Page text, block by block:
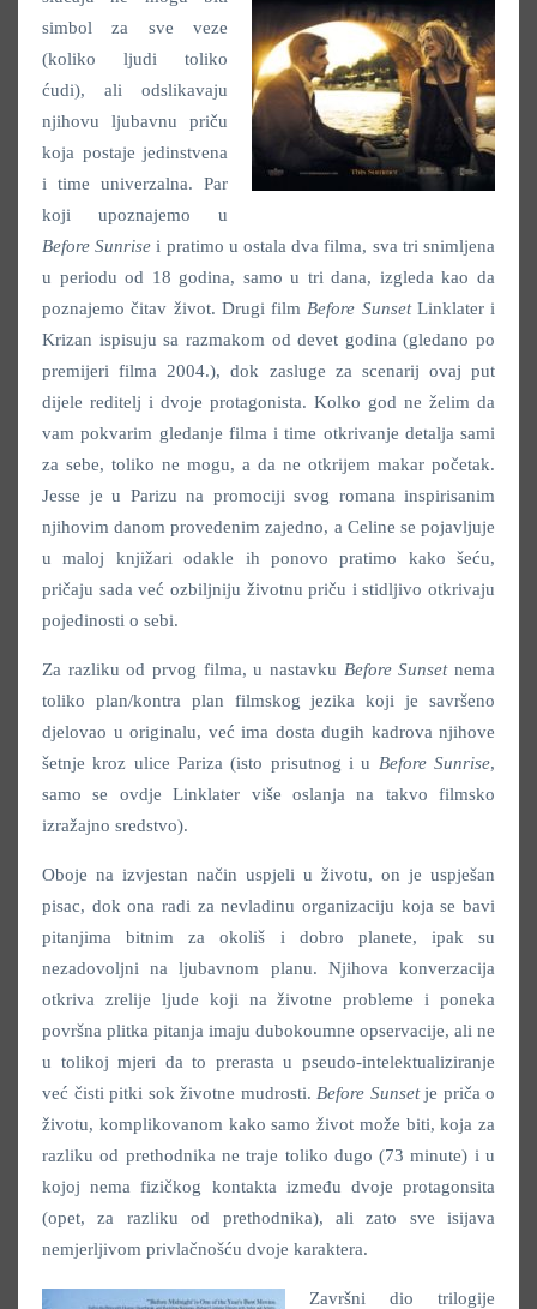
simbol za sve veze
(koliko ljudi toliko
ćudi), ali odslikavaju
njihovu ljubavnu priču
koja postaje jedinstvena
i time univerzalna. Par
koji upoznajemo u
Before Sunrise i pratimo u ostala dva filma, sva tri snimljena
u periodu od 18 godina, samo u tri dana, izgleda kao da
poznajemo čitav život. Drugi film Before SunsetLinklater i
Krizan ispisuju sa razmakom od devet godina (gledano po
premijeri filma 2004.), dok zasluge za scenarij ovaj put
dijele reditelj i dvoje protagonista. Kolko god ne želim da
vam pokvarim gledanje filma i time otkrivanje detalja sami
za sebe, toliko ne mogu, a da ne otkrijem makar početak.
Jesse je u Parizu na promociji svog romana inspirisanim
njihovim danom provedenim zajedno, a Celine se pojavljuje
u maloj knjižari odakle ih ponovo pratimo kako šeću,
pričaju sada već ozbiljniju životnu priču i stidljivo otkrivaju
pojedinosti o sebi.
Za razliku od prvog filma, u nastavku Before Sunsetnema
toliko plan/kontra plan filmskog jezika koji je savršeno
djelovao u originalu, već ima dosta dugih kadrova njihove
šetnje kroz ulice Pariza (isto prisutnog i u Before Sunrise,
samo se ovdje Linklater više oslanja na takvo filmsko
izražajno sredstvo).
Oboje na izvjestan način uspjeli u životu, on je uspješan
pisac, dok ona radi za nevladinu organizaciju koja se bavi
pitanjima bitnim za okoliš i dobro planete, ipak su
nezadovoljni na ljubavnom planu. Njihova konverzacija
otkriva zrelije ljude koji na životne probleme i poneka
površna plitka pitanja imaju dubokoumne opservacije, ali ne
u tolikoj mjeri da to prerasta u pseudo-intelektualiziranje
već čisti pitki sok životne mudrosti. Before Sunsetje priča o
životu, komplikovanom kako samo život može biti, koja za
razliku od prethodnika ne traje toliko dugo (73 minute) i u
kojoj nema fizičkog kontakta između dvoje protagonsita
(opet, za razliku od prethodnika), ali zato sve isijava
nemjerljivom privlačnošću dvoje karaktera.
Završni dio trilogije